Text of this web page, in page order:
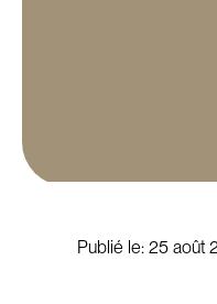
Publié le: 25 août